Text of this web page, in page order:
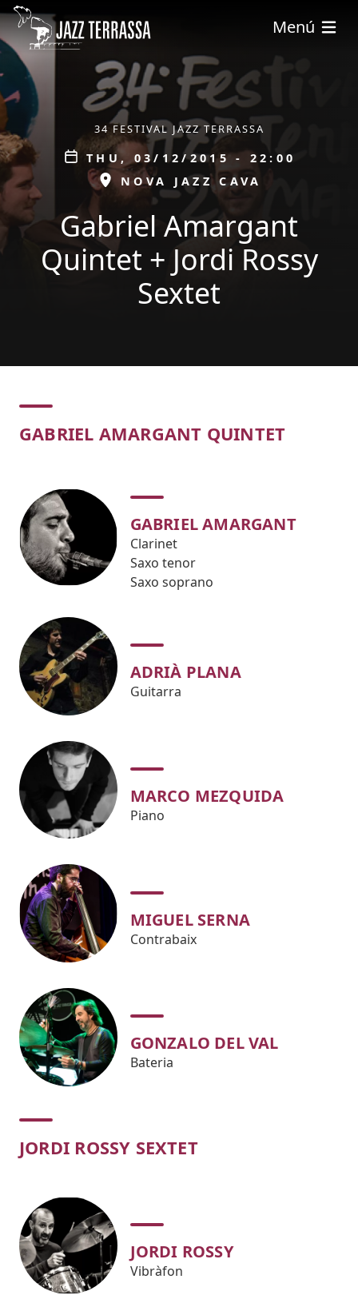
Skip to main content
Menú
ÀMBIT 34 FESTIVAL JAZZ TERRASSA
Data
THU, 03/12/2015 - 22:00
ESPAI
NOVA JAZZ CAVA
Gabriel Amargant
Quintet + Jordi Rossy
Sextet
Concert
GABRIEL AMARGANT QUINTET
GABRIEL AMARGANT
Clarinet
Saxo tenor
Saxo soprano
ADRIÀ PLANA
Guitarra
MARCO MEZQUIDA
Piano
MIGUEL SERNA
Contrabaix
GONZALO DEL VAL
Bateria
JORDI ROSSY SEXTET
JORDI ROSSY
Vibràfon